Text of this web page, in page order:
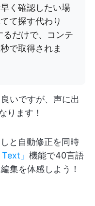
く確認したい場
て探す代わり
だけで、コンテ
で取得されま
いですが、声に出
ります！
と自動修正を同時
」 機能で40言語
集を体感しよう！